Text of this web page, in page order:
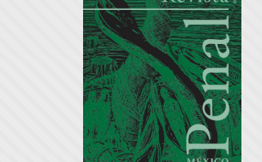
del
artículo